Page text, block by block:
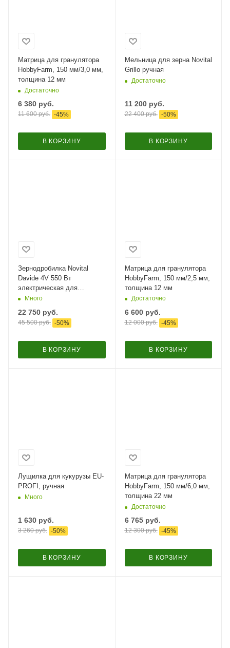
Матрица для гранулятора
HobbyFarm, 150 мм/3,0 мм,
толщина 12 мм
Достаточно
6 380 руб.
11 600руб. -45%
В КОРЗИНУ
Мельница для зерна Novital
Grillo ручная
Достаточно
11 200руб.
22 400руб. -50%
В КОРЗИНУ
Зернодробилка Novital
Davide 4V 550 Вт
электрическая для
измельчения зерна / в
Много
22 750 руб.
45 500руб. -50%
В КОРЗИНУ
Матрица для гранулятора
HobbyFarm, 150 мм/2,5 мм,
толщина 12 мм
Достаточно
6 600руб.
12 000руб. -45%
В КОРЗИНУ
Лущилка для кукурузы EU-
PROFI, ручная
Много
1 630 руб.
3 260руб. -50%
В КОРЗИНУ
Матрица для гранулятора
HobbyFarm, 150 мм/6,0 мм,
толщина 22 мм
Достаточно
6 765руб.
12 300руб. -45%
В КОРЗИНУ